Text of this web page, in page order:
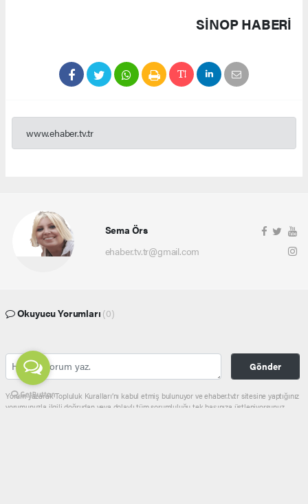
SINOP HABERİ
www.ehaber.tv.tr
Sema Örs
ehaber.tv.tr@gmail.com
Okuyucu Yorumları (0)
Gönder
Yorum yazarak Topluluk Kuralları’nı kabul etmiş bulunuyor ve ehaber.tv.tr sitesine yaptığınız
yorumunuzla ilgili doğrudan veya dolaylı tüm sorumluluğu tek başınıza üstleniyorsunuz.